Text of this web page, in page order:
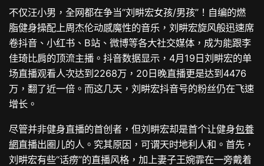
不仅汪小男，全网都在争当“刘畊宏女孩/男孩”！自编的燃
脂健身操配上周杰伦动感魔性的音乐，刘畊宏旋风般迅速席
卷抖音、小红书、B站、微博等各大社交媒体，成为能跟李
佳琦比肩的顶流主播。抖音数据显示，4月19日刘畊宏的单
场直播观看人次达到2268万，20日晚直播更是达到4476
万，翻了近一倍。而这几天，刘畊宏抖音号的粉丝仍在飞速
增长。
尽管并非健身直播的首创者，但刘畊宏却是首个让健身包養
網直播出圈儿的人。究其原因，可谓天时地利人和。首先，
刘畊宏有些“话痨”的直播风格，加上妻子王婉霏在一旁戴着